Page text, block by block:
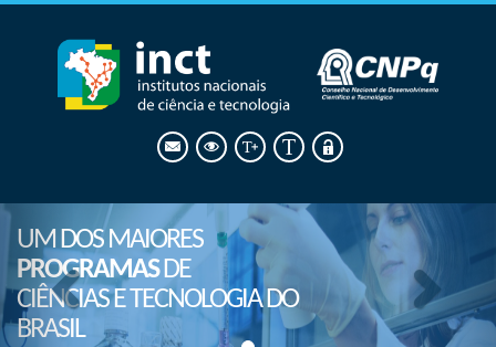
UM DOS MAIORES
PROGRAMASDE
CIÊNCIAS E TECNOLOGIA DO
BRASIL